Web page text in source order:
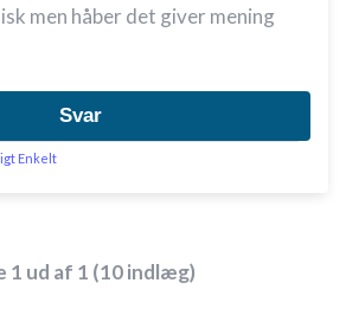
men håber det giver mening
Svar
Enkelt
1 ud af 1 (10 indlæg)